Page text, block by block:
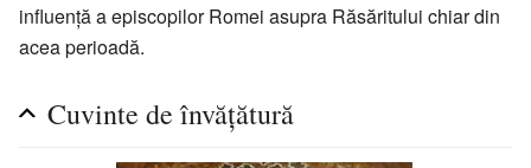
influență a episcopilor Romei asupra Răsăritului chiar din
acea perioadă.
Cuvinte de învățătură